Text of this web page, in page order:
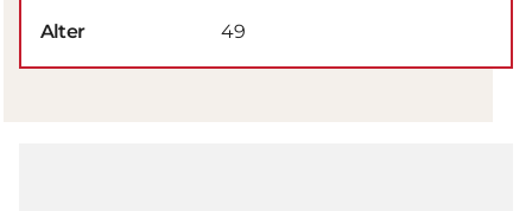
Alter 49